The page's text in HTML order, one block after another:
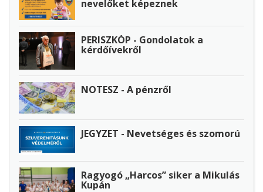
nevelőket képeznek
PERISZKÓP - Gondolatok a
kérdőívekről
NOTESZ - A pénzről
JEGYZET - Nevetséges és szomorú
Ragyogó „Harcos” siker a Mikulás
Kupán